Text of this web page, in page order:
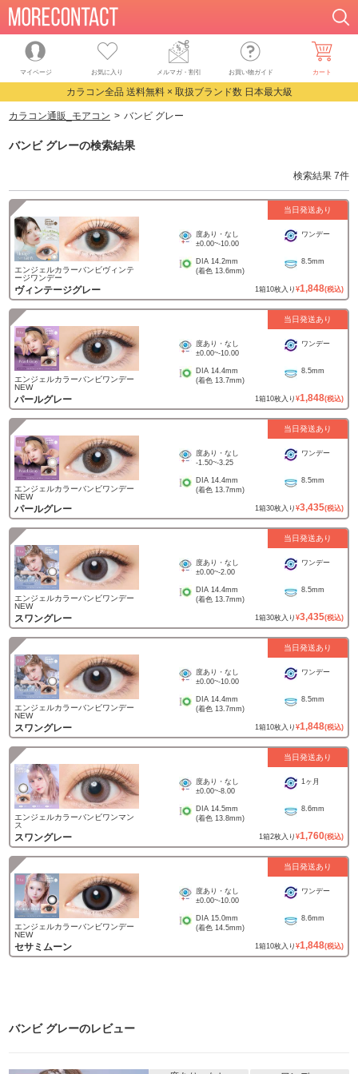
マイページ お気に入り メルマガ・割引 お買い物ガイド カート
カラコン全品 送料無料 × 取扱ブランド数 日本最大級
カラコン通販_モアコン バンビ グレー
バンビ グレーの検索結果
検索結果 7件
当日発送あり
エンジェルカラーバンビヴィンテ
ージワンデー
ヴィンテージグレー
度あり・なし
±0.00~-10.00
ワンデー
DIA 14.2mm
(着色 13.6mm)
8.5mm
1箱10枚入り ¥1,848(税込)
当日発送あり
エンジェルカラーバンビワンデー
NEW
パールグレー
度あり・なし
±0.00~-10.00
ワンデー
DIA 14.4mm
(着色 13.7mm)
8.5mm
1箱10枚入り ¥1,848(税込)
当日発送あり
エンジェルカラーバンビワンデー
NEW
パールグレー
度あり・なし
-1.50~-3.25
ワンデー
DIA 14.4mm
(着色 13.7mm)
8.5mm
1箱30枚入り ¥3,435(税込)
当日発送あり
エンジェルカラーバンビワンデー
NEW
スワングレー
度あり・なし
±0.00~-2.00
ワンデー
DIA 14.4mm
(着色 13.7mm)
8.5mm
1箱30枚入り ¥3,435(税込)
当日発送あり
エンジェルカラーバンビワンデー
NEW
スワングレー
度あり・なし
±0.00~-10.00
ワンデー
DIA 14.4mm
(着色 13.7mm)
8.5mm
1箱10枚入り ¥1,848(税込)
当日発送あり
エンジェルカラーバンビワンマン
ス
スワングレー
度あり・なし
±0.00~-8.00
1ヶ月
DIA 14.5mm
(着色 13.8mm)
8.6mm
1箱2枚入り ¥1,760(税込)
当日発送あり
エンジェルカラーバンビワンデー
NEW
セサミムーン
度あり・なし
±0.00~-10.00
ワンデー
DIA 15.0mm
(着色 14.5mm)
8.6mm
1箱10枚入り ¥1,848(税込)
バンビ グレーのレビュー